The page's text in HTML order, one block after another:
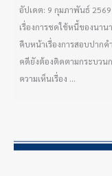
อัปเดต: 9 กุมภาพันธ์
เรื่องการชดใช้หนี้ของนา
คืบหน้าเรื่องการสอบปากค
คดียังต้องติดตามกระบวน
ความเห็นเรื่อง ...